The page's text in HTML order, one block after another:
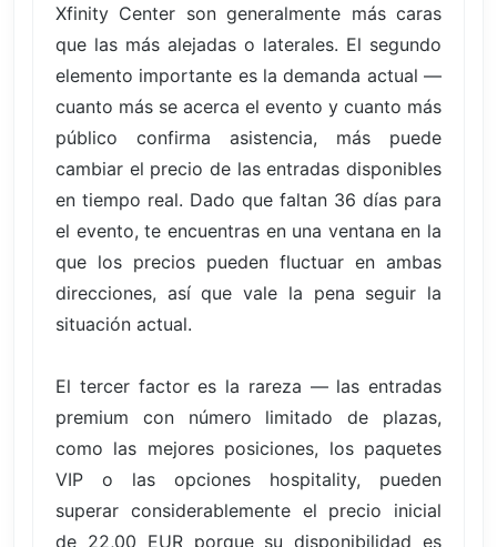
Xfinity Center son generalmente más caras
que las más alejadas o laterales. El segundo
elemento importante es la demanda actual —
cuanto más se acerca el evento y cuanto más
público confirma asistencia, más puede
cambiar el precio de las entradas disponibles
en tiempo real. Dado que faltan 36 días para
el evento, te encuentras en una ventana en la
que los precios pueden fluctuar en ambas
direcciones, así que vale la pena seguir la
situación actual.
El tercer factor es la rareza — las entradas
premium con número limitado de plazas,
como las mejores posiciones, los paquetes
VIP o las opciones hospitality, pueden
superar considerablemente el precio inicial
de 22,00 EUR porque su disponibilidad es